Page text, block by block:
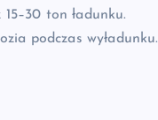
ton ładunku.
podczas wyładunku.